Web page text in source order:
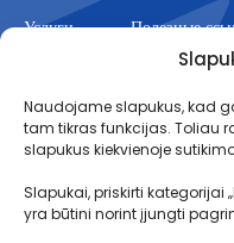
Naudojame slapukus, kad
tam tikras funkcijas. Toliau
slapukus kiekvienoje
Slapukai, priskirti kategorijai
yra būtini norint įjungti
Услуги
Планы
Логистика
Полезные
ПРАВИЛА
Как это
Условия
Таможенные
Условия вклада